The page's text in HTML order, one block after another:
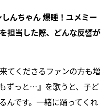
んちゃん 爆睡！ユメミー
担当した際、どんな反響が
てくださるファンの方も増
ずっと…』を歌うと、子ど
んです。一緒に踊ってくれ